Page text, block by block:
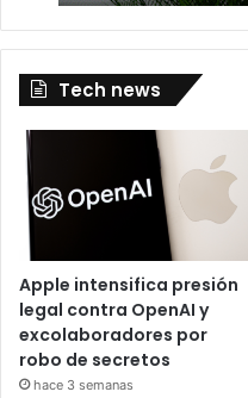
Tech news
Apple intensifica presión
legal contra OpenAI y
excolaboradores por
robo de secretos
hace 3 semanas